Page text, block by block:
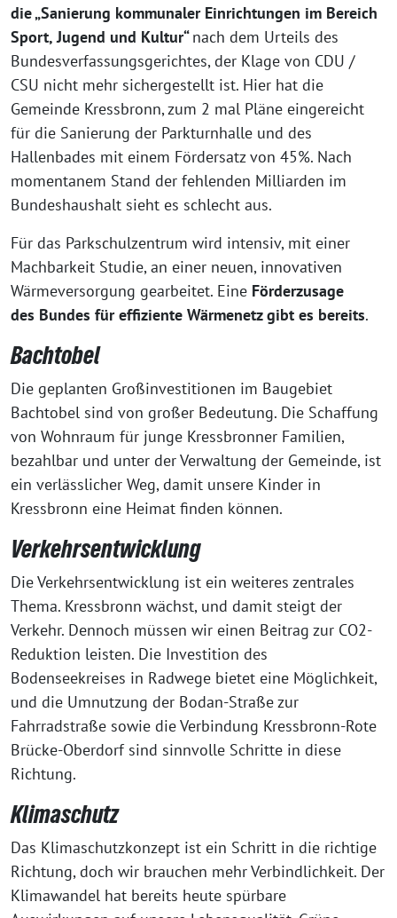
die „Sanierung kom­mu­na­ler Einrichtungen im Bereich
Sport, Jugend und Kultur“nach dem Urteils des
Bundesverfassungsgerichtes, der Klage von CDU /
CSU nicht mehr sicher­ge­stellt ist. Hier hat die
Gemeinde Kressbronn, zum 2 mal Pläne ein­ge­reicht
für die Sanierung der Parkturnhalle und des
Hallenbades mit einem Fördersatz von 45%. Nach
momen­ta­nem Stand der feh­len­den Milliarden im
Bundeshaushalt sieht es schlecht aus.
Für das Parkschulzentrum wird inten­siv, mit einer
Machbarkeit Studie, an einer neu­en, inno­va­ti­ven
Wärmeversorgung gear­bei­tet. Eine Förderzusage
des Bundes für effi­zi­en­te Wärmenetz gibt es bereits.
Bachtobel
Die geplan­ten Großinvestitionen im Baugebiet
Bachtobel sind von gro­ßer Bedeutung. Die Schaffung
von Wohnraum für jun­ge Kressbronner Familien,
bezahl­bar und unter der Verwaltung der Gemeinde, ist
ein ver­läss­li­cher Weg, damit unse­re Kinder in
Kressbronn eine Heimat fin­den können.
Verkehrsentwicklung
Die Verkehrsentwicklung ist ein wei­te­res zen­tra­les
Thema. Kressbronn wächst, und damit steigt der
Verkehr. Dennoch müs­sen wir einen Beitrag zur CO2-
Reduktion leis­ten. Die Investition des
Bodenseekreises in Radwege bie­tet eine Möglichkeit,
und die Umnutzung der Bodan-Straße zur
Fahrradstraße sowie die Verbindung Kressbronn-Rote
Brücke-Oberdorf sind sinn­vol­le Schritte in die­se
Richtung.
Klimaschutz
Das Klimaschutzkonzept ist ein Schritt in die rich­ti­ge
Richtung, doch wir brau­chen mehr Verbindlichkeit. Der
Klimawandel hat bereits heu­te spür­ba­re